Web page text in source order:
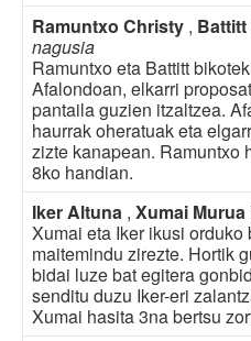
Ramuntxo Christy ,
nagusia
Ramuntxo eta Battitt
Afalondoan, elkarri
pantaila guzien itzaltzea.
haurrak oheratuak eta
zizte kanapean. Ramuntxo
8ko handian.
Iker Altuna , Xumai Murua
Xumai eta Iker ikusi orduko
maitemindu zirezte. Hortik
bidai luze bat egitera
senditu duzu Iker-eri
Xumai hasita 3na bertsu